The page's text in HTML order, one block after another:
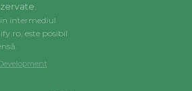
intermediul
este posibil